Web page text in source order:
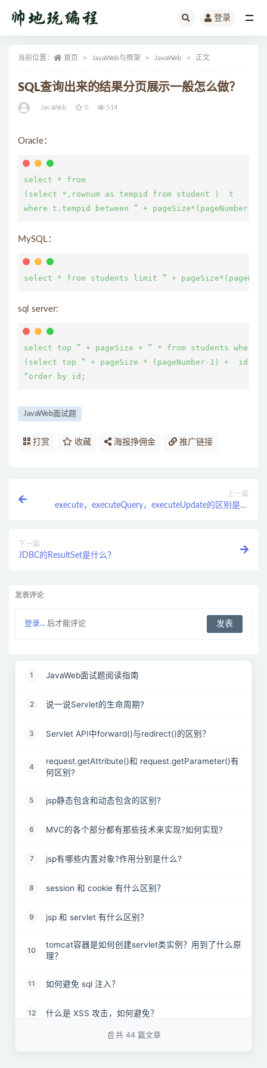
登录
当前位置： 首页 JavaWeb与框架 JavaWeb 正文
SQL查询出来的结果分页展示一般怎么做？
JavaWeb 0 514
Oracle：
select * from
(select *,rownum as tempid from student )  t
MySQL：
sql server:
select top ” + pageSize + ” * from students where
(select top ” + pageSize * (pageNumber-1) +  id
JavaWeb面试题
打赏 收藏 海报挣佣金 推广链接
上一篇
execute，executeQuery，executeUpdate的区别是什
下一篇
JDBC的ResultSet是什么？
发表评论
登录... 后才能评论
1 JavaWeb面试题阅读指南
2 说一说Servlet的生命周期?
3 Servlet API中forward()与redirect()的区别？
4
request.getAttribute()和 request.getParameter()有
何区别?
5 jsp静态包含和动态包含的区别?
6 MVC的各个部分都有那些技术来实现?如何实现?
7 jsp有哪些内置对象?作用分别是什么?
8 session 和 cookie 有什么区别？
9 jsp 和 servlet 有什么区别？
10
tomcat容器是如何创建servlet类实例？用到了什么原
理？
11 如何避免 sql 注入？
12 什么是 XSS 攻击，如何避免？
什么是 CSRF 攻击，如何避免？
共 44 篇文章